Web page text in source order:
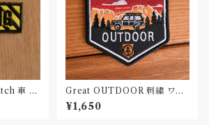
車 ワ
Great OUTDOOR 刺繍 ワッ
ペン Patch
¥1,650